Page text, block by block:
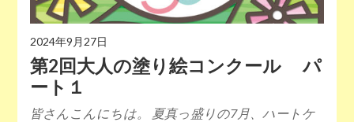
2024年9月27日
第2回大人の塗り絵コンクール パ
ート１
皆さんこんにちは。 夏真っ盛りの7月、ハートケ